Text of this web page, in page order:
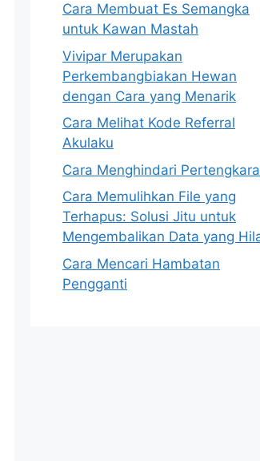
Cara Membuat Es Semangka
untuk Kawan Mastah
Vivipar Merupakan
Perkembangbiakan Hewan
dengan Cara yang Menarik
Cara Melihat Kode Referral
Akulaku
Cara Menghindari
Cara Memulihkan File yang
Terhapus: Solusi Jitu untuk
Mengembalikan Data yang
Cara Mencari Hambatan
Pengganti